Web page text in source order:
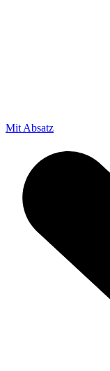
Mit Absatz